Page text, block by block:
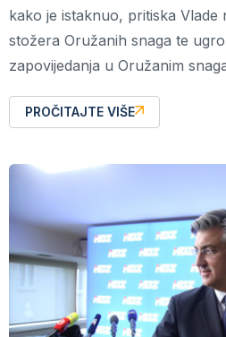
kako je istaknuo, pritiska Vlade
stožera Oružanih snaga te
zapovijedanja u Oružanim
PROČITAJTE VIŠE